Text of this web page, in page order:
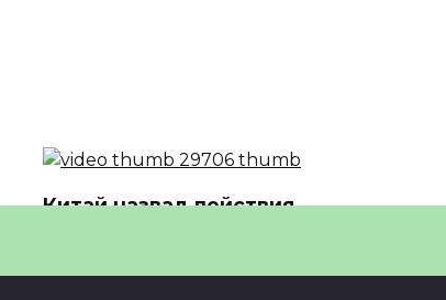
Китай назвал действия